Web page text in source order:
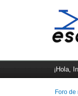
¡Hola,
Foro de